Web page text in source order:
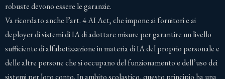
robuste devono essere le garanzie.
Va ricordato anche l’art. 4 AI Act, che impone ai fornitori e ai
deployer di sistemi di IA di adottare misure per garantire un livello
sufficiente di alfabetizzazione in materia di IA del proprio personale e
delle altre persone che si occupano del funzionamento e dell’uso dei
sistemi per loro conto. In ambito scolastico, questo principio ha una